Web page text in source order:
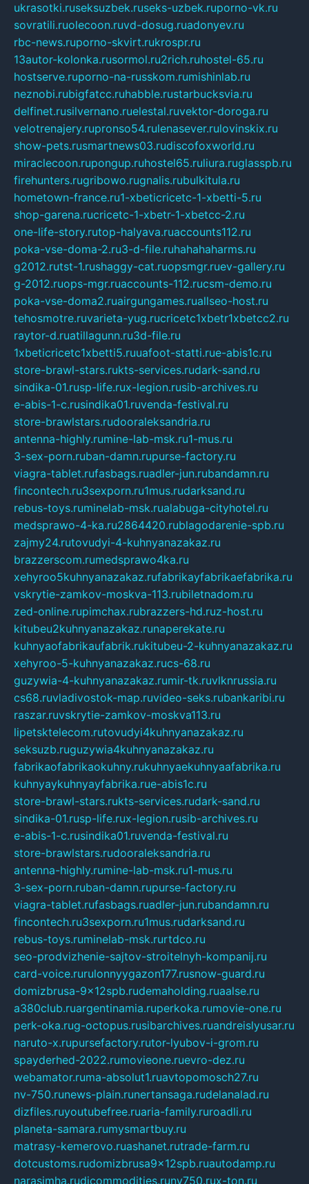
ukrasotki.ruseksuzbek.ruseks-uzbek.ruporno-vk.ru
sovratili.ruolecoon.ruvd-dosug.ruadonyev.ru
rbc-news.ruporno-skvirt.rukrospr.ru
13autor-kolonka.rusormol.ru2rich.ruhostel-65.ru
hostserve.ruporno-na-russkom.rumishinlab.ru
neznobi.rubigfatcc.ruhabble.rustarbucksvia.ru
delfinet.rusilvernano.ruelestal.ruvektor-doroga.ru
velotrenajery.rupronso54.rulenasever.rulovinskix.ru
show-pets.rusmartnews03.rudiscofoxworld.ru
miraclecoon.rupongup.ruhostel65.ruliura.ruglasspb.ru
firehunters.rugribowo.rugnalis.rubulkitula.ru
hometown-france.ru1-xbeticricetc-1-xbetti-5.ru
shop-garena.rucricetc-1-xbetr-1-xbetcc-2.ru
one-life-story.rutop-halyava.ruaccounts112.ru
poka-vse-doma-2.ru3-d-file.ruhahahaharms.ru
g2012.rutst-1.rushaggy-cat.ruopsmgr.ruev-gallery.ru
g-2012.ruops-mgr.ruaccounts-112.rucsm-demo.ru
poka-vse-doma2.ruairgungames.ruallseo-host.ru
tehosmotre.ruvarieta-yug.rucricetc1xbetr1xbetcc2.ru
raytor-d.ruatillagunn.ru3d-file.ru
1xbeticricetc1xbetti5.ruuafoot-statti.rue-abis1c.ru
store-brawl-stars.rukts-services.rudark-sand.ru
sindika-01.rusp-life.rux-legion.rusib-archives.ru
e-abis-1-c.rusindika01.ruvenda-festival.ru
store-brawlstars.rudooraleksandria.ru
antenna-highly.rumine-lab-msk.ru1-mus.ru
3-sex-porn.ruban-damn.rupurse-factory.ru
viagra-tablet.rufasbags.ruadler-jun.rubandamn.ru
fincontech.ru3sexporn.ru1mus.rudarksand.ru
rebus-toys.ruminelab-msk.rualabuga-cityhotel.ru
medsprawo-4-ka.ru2864420.rublagodarenie-spb.ru
zajmy24.rutovudyi-4-kuhnyanazakaz.ru
brazzerscom.rumedsprawo4ka.ru
xehyroo5kuhnyanazakaz.rufabrikayfabrikaefabrika.ru
vskrytie-zamkov-moskva-113.rubiletnadom.ru
zed-online.rupimchax.rubrazzers-hd.ruz-host.ru
kitubeu2kuhnyanazakaz.runaperekate.ru
kuhnyaofabrikaufabrik.rukitubeu-2-kuhnyanazakaz.ru
xehyroo-5-kuhnyanazakaz.rucs-68.ru
guzywia-4-kuhnyanazakaz.rumir-tk.ruvlknrussia.ru
cs68.ruvladivostok-map.ruvideo-seks.rubankaribi.ru
raszar.ruvskrytie-zamkov-moskva113.ru
lipetsktelecom.rutovudyi4kuhnyanazakaz.ru
seksuzb.ruguzywia4kuhnyanazakaz.ru
fabrikaofabrikaokuhny.rukuhnyaekuhnyaafabrika.ru
kuhnyaykuhnyayfabrika.rue-abis1c.ru
store-brawl-stars.rukts-services.rudark-sand.ru
sindika-01.rusp-life.rux-legion.rusib-archives.ru
e-abis-1-c.rusindika01.ruvenda-festival.ru
store-brawlstars.rudooraleksandria.ru
antenna-highly.rumine-lab-msk.ru1-mus.ru
3-sex-porn.ruban-damn.rupurse-factory.ru
viagra-tablet.rufasbags.ruadler-jun.rubandamn.ru
fincontech.ru3sexporn.ru1mus.rudarksand.ru
rebus-toys.ruminelab-msk.rurtdco.ru
seo-prodvizhenie-sajtov-stroitelnyh-kompanij.ru
card-voice.rurulonnyygazon177.rusnow-guard.ru
domizbrusa-9x12spb.rudemaholding.ruaalse.ru
a380club.ruargentinamia.ruperkoka.rumovie-one.ru
perk-oka.rug-octopus.rusibarchives.ruandreislyusar.ru
naruto-x.rupursefactory.rutor-lyubov-i-grom.ru
spayderhed-2022.rumovieone.ruevro-dez.ru
webamator.ruma-absolut1.ruavtopomosch27.ru
nv-750.runews-plain.runertansaga.rudelanalad.ru
dizfiles.ruyoutubefree.ruaria-family.ruroadli.ru
planeta-samara.rumysmartbuy.ru
matrasy-kemerovo.ruashanet.rutrade-farm.ru
dotcustoms.rudomizbrusa9x12spb.ruautodamp.ru
narasimha.rudjcommodities.runv750.rux-ton.ru